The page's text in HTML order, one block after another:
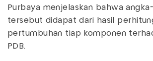
Purbaya menjelaskan bahwa
tersebut didapat dari hasil
pertumbuhan tiap komponen
PDB.